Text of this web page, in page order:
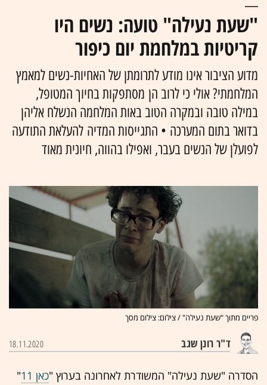
"שעת נעילה" טועה: נשים היו
קריטיות במלחמת יום כיפור
מדוע הציבור אינו מודע לתרומתן של האחיות-נשים למאמץ
המלחמתי? אולי כי לרוב הן מסתפקות בחיוך המטופל,
במילה טובה ובמקרה הטוב באות המלחמה הנשלח אליהן
בדואר בתום המערכה • התגייסות המדיה להעלאת התודעה
לפועלן של הנשים בעבר, ואפילו בהווה, חיונית מאוד
פריים מתוך "שעת נעילה" / צילום: צילום מסך
ד"ר רונן שגב 18.11.2020
הסדרה "שעת נעילה" המשודרת לאחרונה בערוץ "כאן 11
"